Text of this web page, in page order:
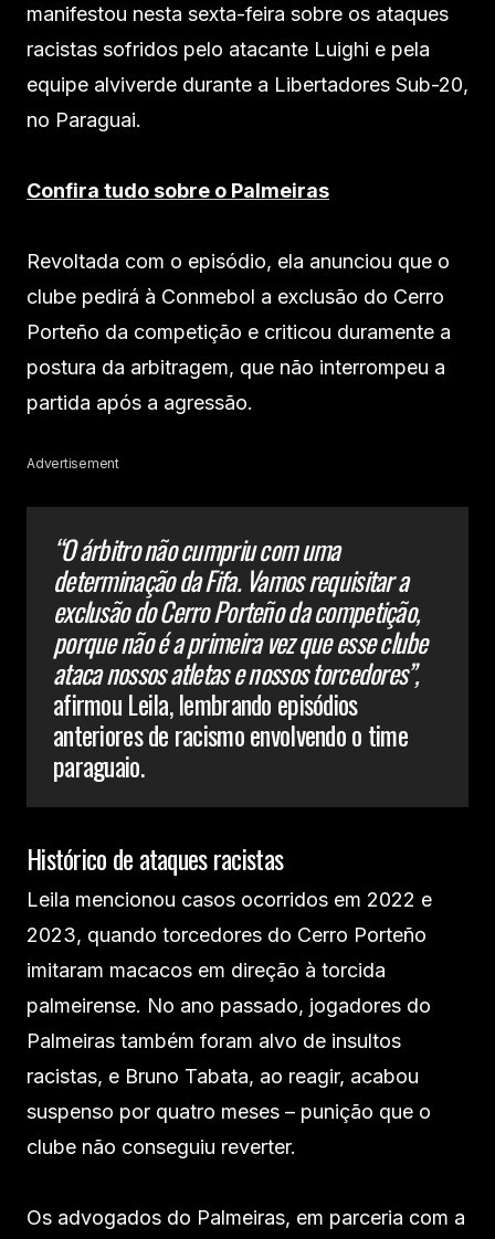
manifestou nesta sexta-feira sobre os ataques
racistas sofridos pelo atacante Luighi e pela
equipe alviverde durante a Libertadores Sub-20,
no Paraguai.
Confira tudo sobre o Palmeiras
Revoltada com o episódio, ela anunciou que o
clube pedirá à Conmebol a exclusão do Cerro
Porteño da competição e criticou duramente a
postura da arbitragem, que não interrompeu a
partida após a agressão.
Advertisement
“O árbitro não cumpriu com uma
determinação da Fifa. Vamos requisitar a
exclusão do Cerro Porteño da competição,
porque não é a primeira vez que esse clube
ataca nossos atletas e nossos torcedores”,
afirmou Leila, lembrando episódios
anteriores de racismo envolvendo o time
paraguaio.
Histórico de ataques racistas
Leila mencionou casos ocorridos em 2022 e
2023, quando torcedores do Cerro Porteño
imitaram macacos em direção à torcida
palmeirense. No ano passado, jogadores do
Palmeiras também foram alvo de insultos
racistas, e Bruno Tabata, ao reagir, acabou
suspenso por quatro meses – punição que o
clube não conseguiu reverter.
Os advogados do Palmeiras, em parceria com a